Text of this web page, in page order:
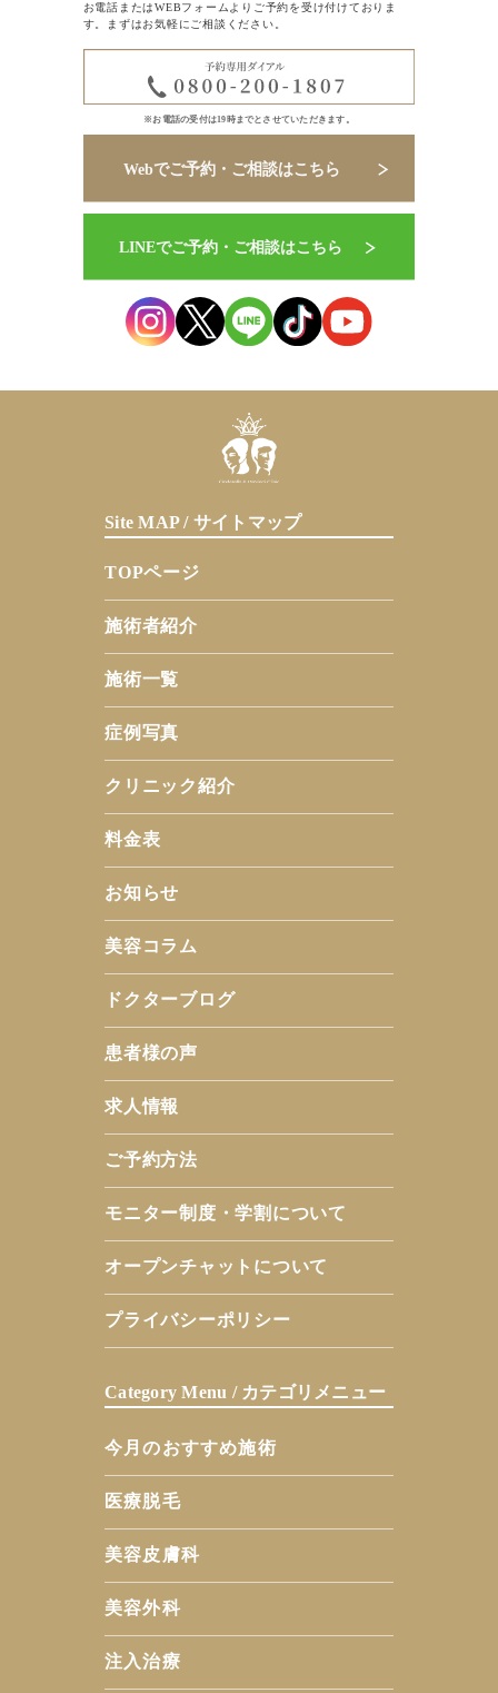
お電話またはWEBフォームよりご予約を受け付けておりま
す。まずはお気軽にご相談ください。
※お電話の受付は19時までとさせていただきます。
Site MAP / サイトマップ
TOPページ
施術者紹介
施術一覧
症例写真
クリニック紹介
料金表
お知らせ
美容コラム
ドクターブログ
患者様の声
求人情報
ご予約方法
モニター制度・学割について
オープンチャットについて
プライバシーポリシー
Category Menu / カテゴリメニュー
今月のおすすめ施術
医療脱毛
美容皮膚科
美容外科
注入治療